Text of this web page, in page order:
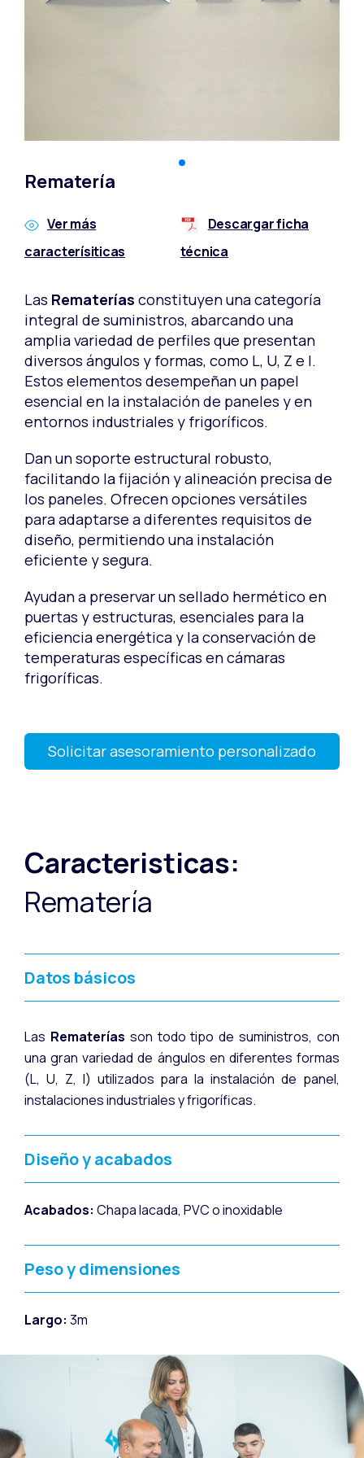
Rematería
Ver más
caracterísiticas
Descargar ficha
técnica
Las Rematerías constituyen una categoría
integral de suministros, abarcando una
amplia variedad de perfiles que presentan
diversos ángulos y formas, como L, U, Z e I.
Estos elementos desempeñan un papel
esencial en la instalación de paneles y en
entornos industriales y frigoríficos.
Dan un soporte estructural robusto,
facilitando la fijación y alineación precisa de
los paneles. Ofrecen opciones versátiles
para adaptarse a diferentes requisitos de
diseño, permitiendo una instalación
eficiente y segura.
Ayudan a preservar un sellado hermético en
puertas y estructuras, esenciales para la
eficiencia energética y la conservación de
temperaturas específicas en cámaras
frigoríficas.
Solicitar asesoramiento personalizado
Caracteristicas:
Rematería
Datos básicos
Las Rematerías son todo tipo de suministros, con
una gran variedad de ángulos en diferentes formas
(L, U, Z, I) utilizados para la instalación de panel,
instalaciones industriales y frigoríficas.
Diseño y acabados
Acabados: Chapa lacada, PVC o inoxidable
Peso y dimensiones
Largo: 3m